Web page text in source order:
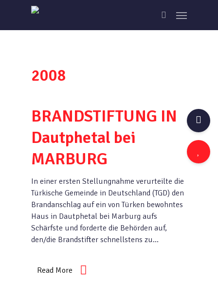
main
search
Menu
2008
BRANDSTIFTUNG IN
Dautphetal bei
MARBURG
In einer ersten Stellungnahme verurteilte die
Türkische Gemeinde in Deutschland (TGD) den
Brandanschlag auf ein von Türken bewohntes
Haus in Dautphetal bei Marburg aufs
Schärfste und forderte die Behörden auf,
den/die Brandstifter schnellstens zu…
Read More